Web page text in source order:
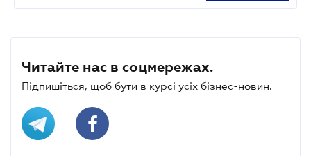
Читайте нас в соцмережах.
Підпишіться, щоб бути в курсі усіх бізнес-новин.